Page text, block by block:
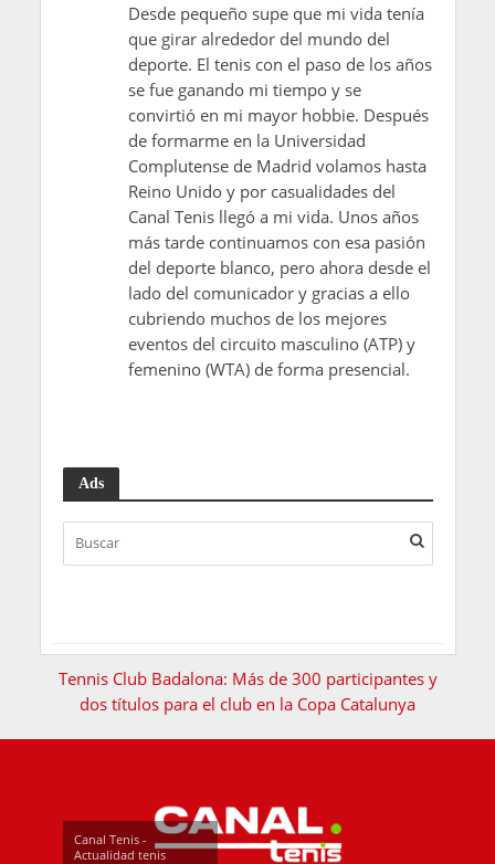
Desde pequeño supe que mi vida tenía
que girar alrededor del mundo del
deporte. El tenis con el paso de los años
se fue ganando mi tiempo y se
convirtió en mi mayor hobbie. Después
de formarme en la Universidad
Complutense de Madrid volamos hasta
Reino Unido y por casualidades del
Canal Tenis llegó a mi vida. Unos años
más tarde continuamos con esa pasión
del deporte blanco, pero ahora desde el
lado del comunicador y gracias a ello
cubriendo muchos de los mejores
eventos del circuito masculino (ATP) y
femenino (WTA) de forma presencial.
Ads
Tennis Club Badalona: Más de 300 participantes y
dos títulos para el club en la Copa Catalunya
Canal Tenis -
Actualidad tenis